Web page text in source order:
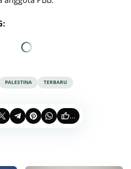
PALESTINA TERBARU
...